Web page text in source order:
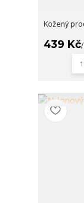
Kožený
439 Kč/